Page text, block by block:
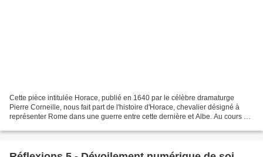
Cette pièce intitulée Horace, publié en 1640 par le célèbre dramaturge
Pierre Corneille, nous fait part de l'histoire d'Horace, chevalier désigné à
représenter Rome dans une guerre entre cette dernière et Albe. Au cours de